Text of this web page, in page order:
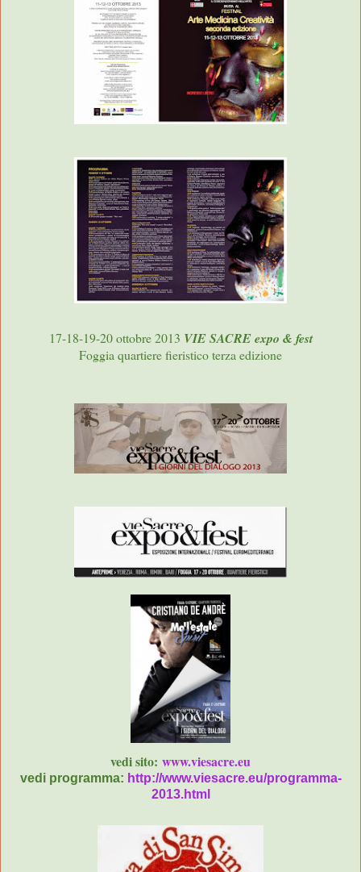
17-18-19-20 ottobre 2013 VIE SACRE expo & fest
Foggia quartiere fieristico terza edizione
vedi sito: www.viesacre.eu
vedi programma: http://www.viesacre.eu/programma-
2013.html